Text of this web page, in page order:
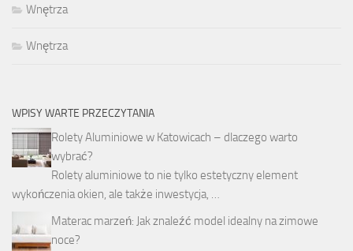
Wnętrza
Wnętrza
WPISY WARTE PRZECZYTANIA
Rolety Aluminiowe w Katowicach – dlaczego warto
wybrać?
Rolety aluminiowe to nie tylko estetyczny element
wykończenia okien, ale także inwestycja, …
Materac marzeń: Jak znaleźć model idealny na zimowe
noce?